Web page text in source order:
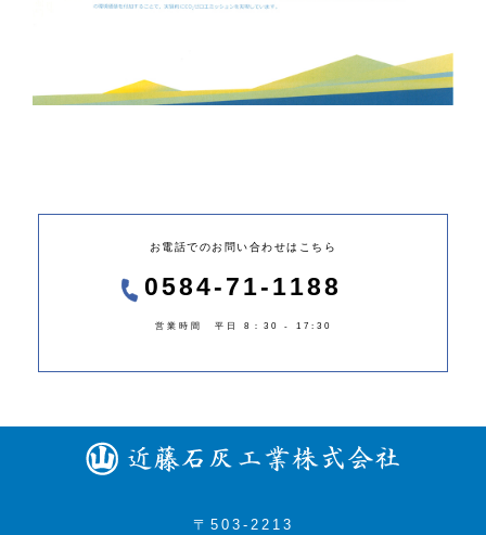
お電話でのお問い合わせはこちら
0584-71-1188
営業時間 平日 8：30 - 17:30
〒503-2213